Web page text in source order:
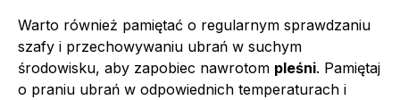
Warto również pamiętać o regularnym sprawdzaniu
szafy i przechowywaniu ubrań w suchym
środowisku, aby zapobiec nawrotom pleśni. Pamiętaj
o praniu ubrań w odpowiednich temperaturach i